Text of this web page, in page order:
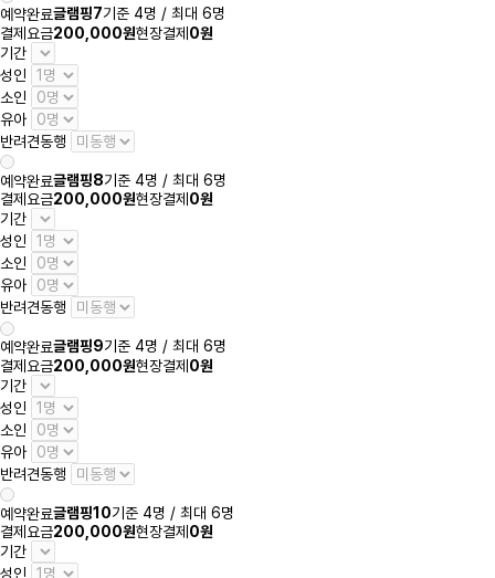
예약완료글램핑7기준 4명 / 최대 6명
결제요금200,000원현장결제0원
기간
성인
소인
유아
반려견동행
예약완료글램핑8기준 4명 / 최대 6명
결제요금200,000원현장결제 0원
기간
성인
소인
유아
반려견동행
예약완료글램핑9기준 4명 / 최대 6명
결제요금200,000원현장결제 0원
기간
성인
소인
유아
반려견동행
예약완료글램핑10기준 4명 / 최대 6명
결제요금200,000원현장결제 0원
기간
성인